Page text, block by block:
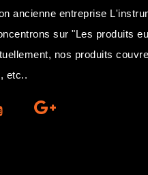
ancienne entreprise
sur "Les produits
nos produits
etc..